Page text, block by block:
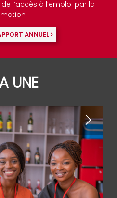
l’accès à l’emploi par la
ANNUEL
UNE